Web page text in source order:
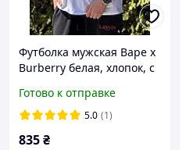
Футболка мужская Bape x
Burberry белая, хлопок, с
streetwear, oversize,
легкая, дышащая,
Готово к отправке
5.0 (1)
835₴